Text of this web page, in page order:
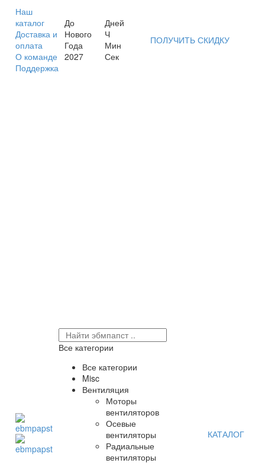
Наш
каталог
Доставка и
оплата
О команде
Поддержка
До
Нового
Года
2027
Дней
Ч
Мин
Сек
ПОЛУЧИТЬ СКИДКУ
Все категории
Все категории
Misc
Вентиляция
Моторы
вентиляторов
Осевые
вентиляторы
Радиальные
вентиляторы
КАТАЛОГ